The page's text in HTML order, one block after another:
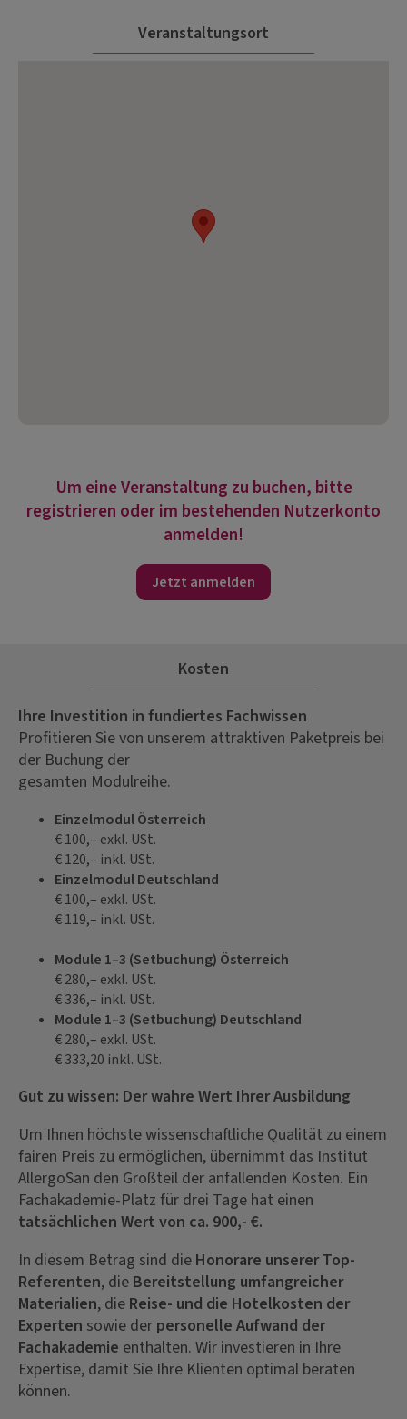
Veranstaltungsort
Um eine Veranstaltung zu buchen, bitte
registrieren oder im bestehenden Nutzerkonto
anmelden!
Jetzt anmelden
Kosten
Ihre Investition in fundiertes Fachwissen
Profitieren Sie von unserem attraktiven Paketpreis bei
der Buchung der
gesamten Modulreihe.
Einzelmodul Österreich
€ 100,– exkl. USt.
€ 120,– inkl. USt.
Einzelmodul Deutschland
€ 100,– exkl. USt.
€ 119,– inkl. USt.
Module 1–3 (Setbuchung) Österreich
€ 280,– exkl. USt.
€ 336,– inkl. USt.
Module 1–3 (Setbuchung) Deutschland
€ 280,– exkl. USt.
€ 333,20 inkl. USt.
Gut zu wissen: Der wahre Wert Ihrer Ausbildung
Um Ihnen höchste wissenschaftliche Qualität zu einem
fairen Preis zu ermöglichen, übernimmt das Institut
AllergoSan den Großteil der anfallenden Kosten. Ein
Fachakademie-Platz für drei Tage hat einen
tatsächlichen Wert von ca. 900,- €.
In diesem Betrag sind die Honorare unserer Top-
Referenten, die Bereitstellung umfangreicher
Materialien, die Reise- und die Hotelkosten der
Experten sowie der personelle Aufwand der
Fachakademie enthalten. Wir investieren in Ihre
Expertise, damit Sie Ihre Klienten optimal beraten
können.